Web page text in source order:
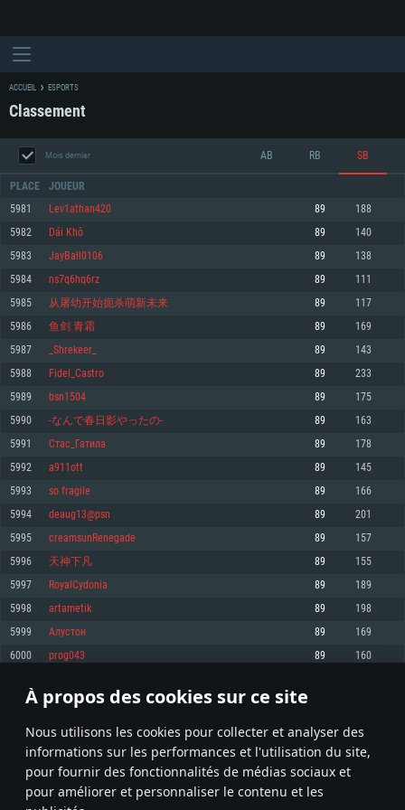
À propos des cookies sur ce site
Nous utilisons les cookies pour collecter et analyser des
informations sur les performances et l'utilisation du site,
pour fournir des fonctionnalités de médias sociaux et
pour améliorer et personnaliser le contenu et les
CONFIGURATION SYSTÈME REQUISE
Minimum
OS: Windows 10 (64 bit)
Processeur: Dual-Core 2.2 GHz
Mémoire: 4 GB
Carte graphique supportant DirectX 11: AMD Radeon 77XX / NVIDIA
GeForce GTX 660. La résolution minimale supportée par le jeu est de 720p
Connection: Connexion Internet à haut débit
Disque dur: 23.1 Go (client minimal)
Recommandée
1060 et plus, Radeon RX 570 et plus.
Disque dur: 75.9 Go (client complet)
Minimum
OS: Mac OS Big Sur 11.0 ou plus récent
Processeur: Core i5, minimum 2.2GHz (Les processeurs Intel Xeon ne sont
pas supportés)
Mémoire: 6 GB
Carte graphique: Intel Iris Pro 5200 (Mac), ou analogue AMD/Nvidia. La
résolution minimale supportée par le jeu est de 720p.
Connection: Connexion Internet à haut débit
Disque dur: 62,2 Go (client minimal)
Recommandée
OS: Mac OS Big Sur 11.0 ou plus récent
Processeur: Core i7 (Les processeurs Intel Xeon ne sont pas supportés)
Mémoire: 8 GB
Carte graphique: Radeon Vega II ou plus avec support de Metal
Disque dur: 62,2 Go (client complet)
Minimum
OS: Les configurations Linux 64 bits les plus modernes
Processeur: Dual-Core 2.4 GHz
Mémoire: 4 GB
Carte graphique: NVIDIA 660 avec les derniers drivers (moins de 6 mois) /
de même pour AMD (La résolution minimale supportée par le jeu est de
720p)
Connection: Connexion Internet à haut débit
Disque dur: 62,2 Go (client minimal)
Recommandée
OS: Ubuntu 20.04 64bit
Processeur: Intel Core i7
Mémoire: 8 GB
Carte graphique: NVIDIA 1060 avec les derniers drivers (moins de 6 mois) /
6 mois et supportant Vulkan
Connection: Connexion Internet à haut débit
Disque dur: 60,2 Go (client complet)
ACCUEIL ESPORTS
Classement
Mois dernier AB RB SB
PLACE JOUEUR
5981 Lev1athan420 89 188
5982 Dái Khô 89 140
5983 JayBall0106 89 138
5984 ns7q6hq6rz 89 111
5985 从屠幼开始扼杀萌新未来 89 117
5986 鱼剑 青霜 89 169
5987 _Shrekeer_ 89 143
5988 Fidel_Сastro 89 233
5989 bsn1504 89 175
5990 -なんで春日影やったの- 89 163
5991 Стас_Гатила 89 178
5992 a911ott 89 145
5993 so fragile 89 166
5994 deaug13@psn 89 201
5995 creamsunRenegade 89 157
5996 天神下凡 89 155
5997 RoyalCydonia 89 189
5998 artametik 89 198
5999 Алустон 89 169
6000 prog043 89 160
* Classement mis à jour quotidiennement
299 300 301 400